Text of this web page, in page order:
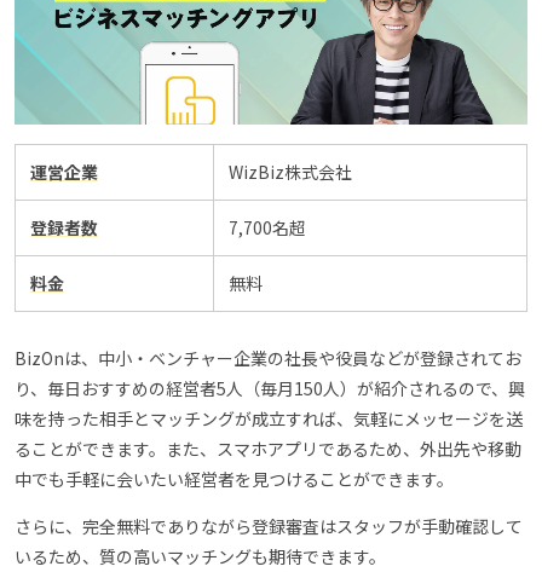
運営企業 WizBiz株式会社
登録者数 7,700名超
料金 無料
BizOnは、中小・ベンチャー企業の社長や役員などが登録されてお
り、毎日おすすめの経営者5人（毎月150人）が紹介されるので、興
味を持った相手とマッチングが成立すれば、気軽にメッセージを送
ることができます。また、スマホアプリであるため、外出先や移動
中でも手軽に会いたい経営者を見つけることができます。
さらに、完全無料でありながら登録審査はスタッフが手動確認して
いるため、質の高いマッチングも期待できます。